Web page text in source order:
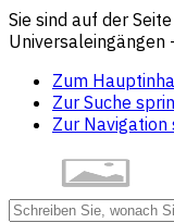
Sie sind auf der
Zum
Zur Suche
Zur Navigation